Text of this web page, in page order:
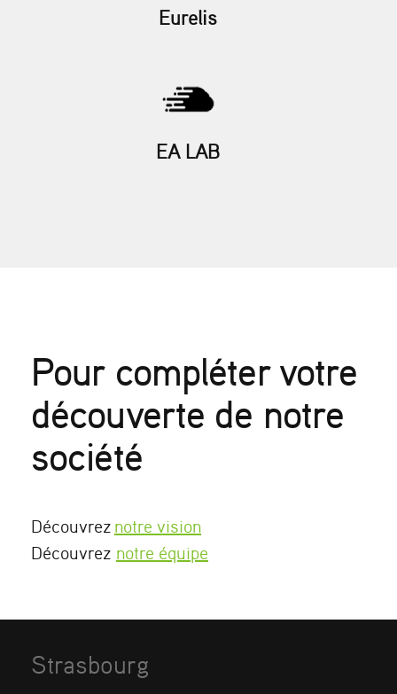
Eurelis
EA LAB
Pour compléter votre
découverte de notre
société
Découvrez notre vision
Découvrez notre équipe
Strasbourg